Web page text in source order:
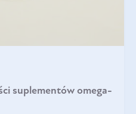
suplementów omega-